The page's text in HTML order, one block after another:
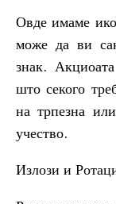
Овде имаме
може да ви
знак.
што секого
на трпезна
учество.
Излози и